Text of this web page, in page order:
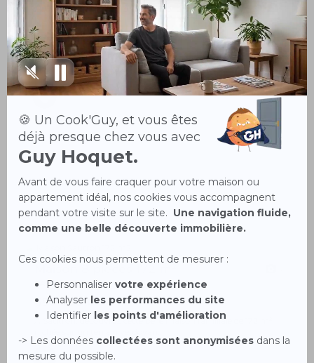
Appartement 3 pièces 50 m²
NANTES 44300
133 000 €
Au coeur du quartier recherché de Beauséjour, au 5ème étage
avec ascenseur d'une coproprié...
Maison 8 pièces 172 m²
SAUTRON 44880
650 000 €
À Sautron, découvrez cette belle maison familiale de 172 m²